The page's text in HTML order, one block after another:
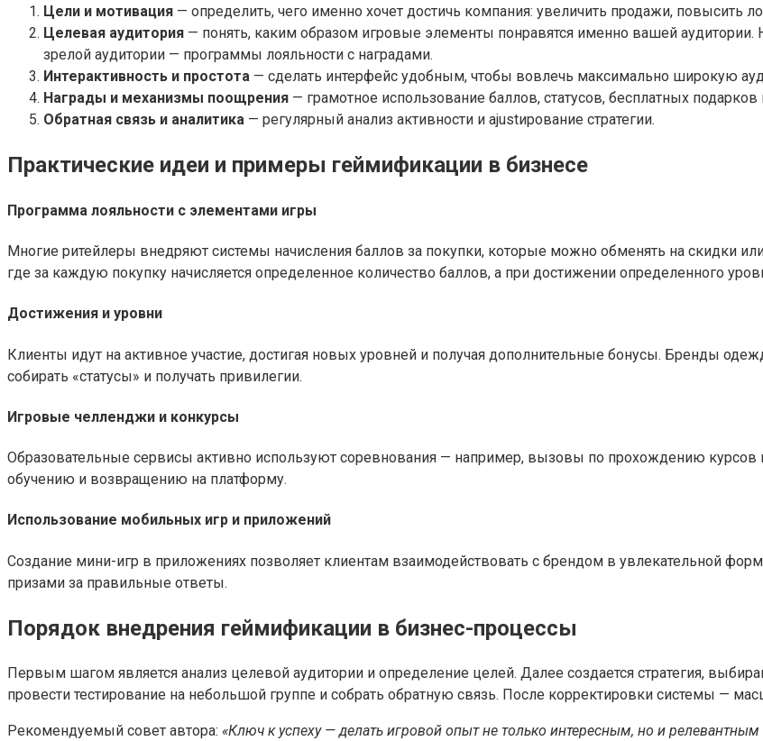
Цели и мотивация — определить, чего именно хочет достичь компания: увеличить продажи, повысить
Целевая аудитория — понять, каким образом игровые элементы понравятся именно вашей
зрелой аудитории — программы лояльности с наградами.
Интерактивность и простота — сделать интерфейс удобным, чтобы вовлечь максимально широкую
Награды и механизмы поощрения — грамотное использование баллов, статусов, бесплатных
Обратная связь и аналитика — регулярный анализ активности и ajustирование стратегии.
Практические идеи и примеры геймификации в бизнесе
Программа лояльности с элементами игры
Многие ритейлеры внедряют системы начисления баллов за покупки, которые можно обменять на скидки
где за каждую покупку начисляется определенное количество баллов, а при достижении определенного
Достижения и уровни
Клиенты идут на активное участие, достигая новых уровней и получая дополнительные бонусы. Бренды
собирать «статусы» и получать привилегии.
Игровые челленджи и конкурсы
Образовательные сервисы активно используют соревнования — например, вызовы по прохождению
обучению и возвращению на платформу.
Использование мобильных игр и приложений
Создание мини-игр в приложениях позволяет клиентам взаимодействовать с брендом в увлекательной
призами за правильные ответы.
Порядок внедрения геймификации в бизнес-процессы
Первым шагом является анализ целевой аудитории и определение целей. Далее создается стратегия,
провести тестирование на небольшой группе и собрать обратную связь. После корректировки системы —
Рекомендуемый совет автора: «Ключ к успеху — делать игровой опыт не только интересным, но и